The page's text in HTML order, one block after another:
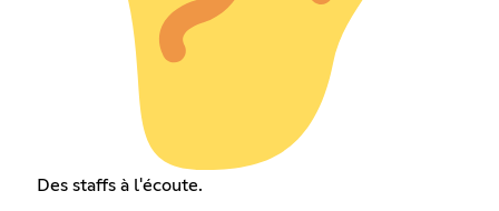
Des staffs à l'écoute.